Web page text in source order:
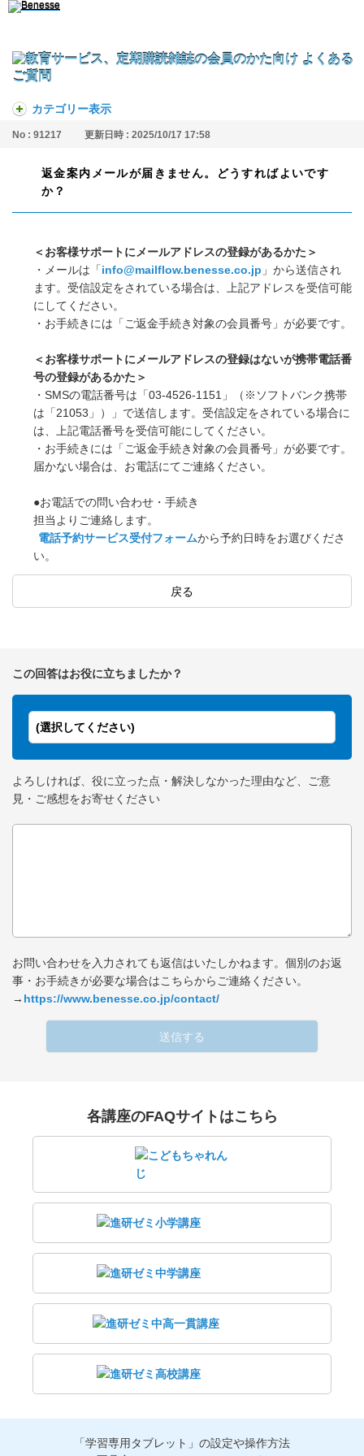
カテゴリー表示
No : 91217 更新日時 : 2025/10/17 17:58
返金案内メールが届きません。どうすればよいです
か？
＜お客様サポートにメールアドレスの登録があるかた＞
・メールは「info@mailflow.benesse.co.jp 」から送信され
ます。受信設定をされている場合は、上記アドレスを受信可能
にしてください。
・お手続きには「ご返金手続き対象の会員番号」が必要です。
＜お客様サポートにメールアドレスの登録はないが携帯電話番
号の登録があるかた＞
・SMSの電話番号は「03-4526-1151」（※ソフトバンク携帯
は「21053」）」で送信します。受信設定をされている場合に
は、上記電話番号を受信可能にしてください。
・お手続きには「ご返金手続き対象の会員番号」が必要です。
届かない場合は、お電話にてご連絡ください。
●お電話での問い合わせ・手続き
担当よりご連絡します。
電話予約サービス受付フォームから予約日時をお選びくださ
い。
戻る
この回答はお役に立ちましたか？
(選択してください)
よろしければ、役に立った点・解決しなかった理由など、ご意
見・ご感想をお寄せください
お問い合わせを入力されても返信はいたしかねます。個別のお返
事・お手続きが必要な場合はこちらからご連絡ください。
→ https://www.benesse.co.jp/contact/
送信する
各講座のFAQサイトはこちら
「学習専用タブレット」の設定や操作方法